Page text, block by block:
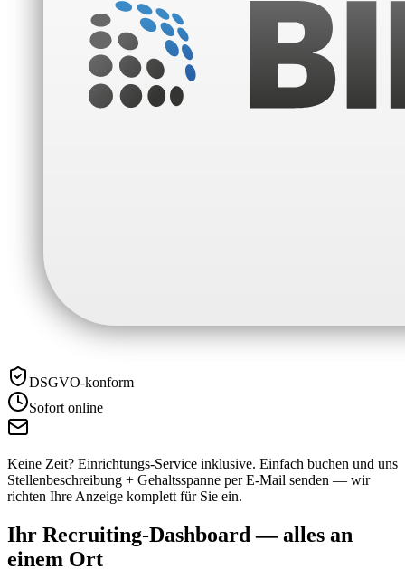
DSGVO-konform
Sofort online
Keine Zeit? Einrichtungs-Service inklusive. Einfach buchen und uns
Stellenbeschreibung + Gehaltsspanne per E-Mail senden — wir
richten Ihre Anzeige komplett für Sie ein.
Ihr Recruiting-Dashboard — alles an
einem Ort